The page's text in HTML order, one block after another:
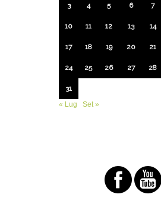
3 4 5 6 7
10 11 12 13 14
17 18 19 20 21
24 25 26 27 28
31
« Lug
Set »